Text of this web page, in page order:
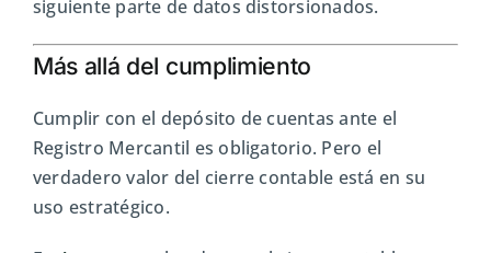
siguiente parte de datos distorsionados.
Más allá del cumplimiento
Cumplir con el depósito de cuentas ante el
Registro Mercantil es obligatorio. Pero el
verdadero valor del cierre contable está en su
uso estratégico.